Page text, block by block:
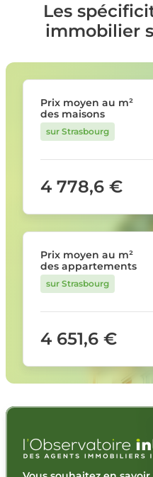
Les
immobilier
Prix moyen au m²
des maisons
sur Strasbourg
4 778,6 €
Prix moyen au m²
des appartements
sur Strasbourg
4 651,6 €